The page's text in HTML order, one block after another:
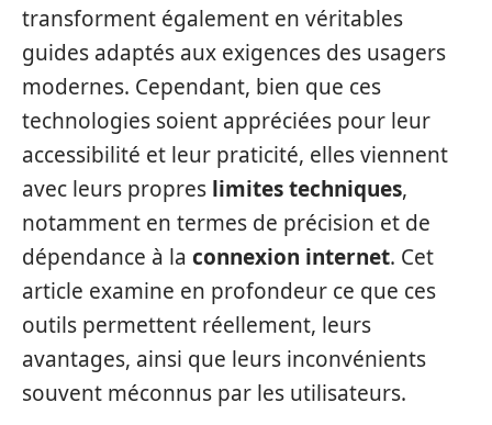
transforment également en véritables
guides adaptés aux exigences des usagers
modernes. Cependant, bien que ces
technologies soient appréciées pour leur
accessibilité et leur praticité, elles viennent
avec leurs propres limites techniques,
notamment en termes de précision et de
dépendance à la connexion internet. Cet
article examine en profondeur ce que ces
outils permettent réellement, leurs
avantages, ainsi que leurs inconvénients
souvent méconnus par les utilisateurs.